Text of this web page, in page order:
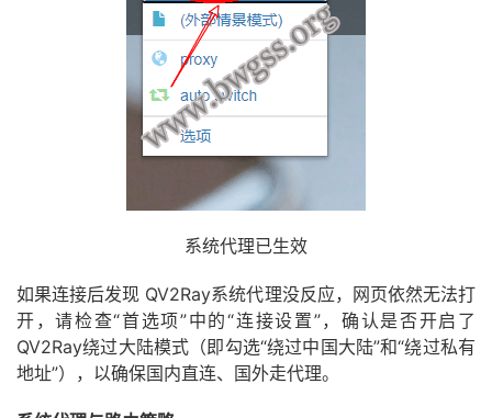
系统代理已生效
如果连接后发现 QV2Ray系统代理没反应，网页依然无法打
开，请检查“首选项”中的“连接设置”，确认是否开启了
QV2Ray绕过大陆模式（即勾选“绕过中国大陆”和“绕过私有
地址”），以确保国内直连、国外走代理。